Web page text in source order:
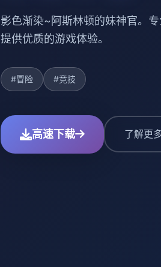
影色渐染~阿斯林顿的妹神官。
提供优质的游戏体验。
#冒险 #竞技
高速下载 了解更